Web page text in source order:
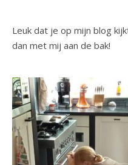
Leuk dat je op mijn blog
dan met mij aan de bak!